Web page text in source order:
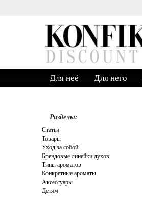
Для неё Для него
Разделы:
Статьи
Товары
Уход за собой
Брендовые линейки духов
Типы ароматов
Конкретные ароматы
Аксессуары
Детям